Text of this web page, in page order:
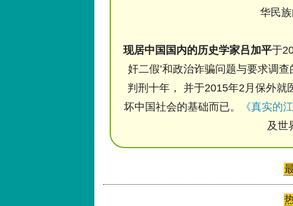
华民
现居中国国内的历史学家吕加平于
奸二假’和政治诈骗问题与要求调
判刑十年， 并于2015年2月保外就
坏中国社会的基础而已。
《真实的
及世